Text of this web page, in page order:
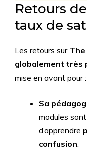
Retours
taux de
Les retours sur The
globalement très
mise en avant pour :
Sa
modules
d’apprendre
confusion.